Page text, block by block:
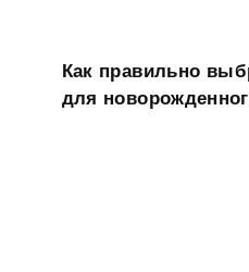
Как правильно
для